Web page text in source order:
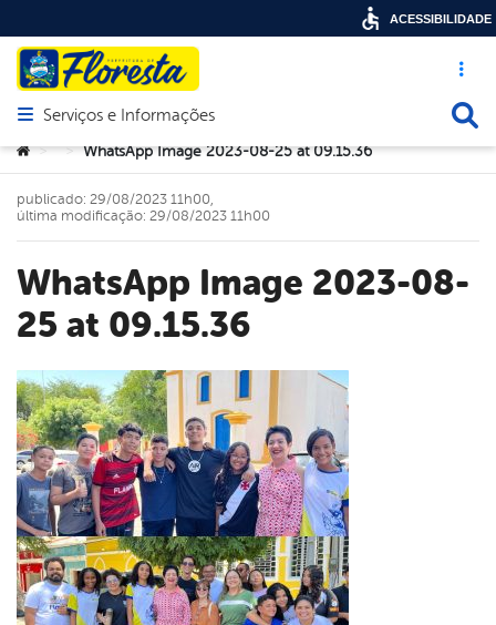
Acesso
Abrir menu principal de navegação
Serviços e Informações
Você está aqui:
> > WhatsApp Image 2023-08-25 at 09.15.36
WhatsApp Image 2023-08-
25 at 09.15.36
publicado: 29/08/2023 11h00,
última modificação: 29/08/2023 11h00
ACESSIBILIDADE